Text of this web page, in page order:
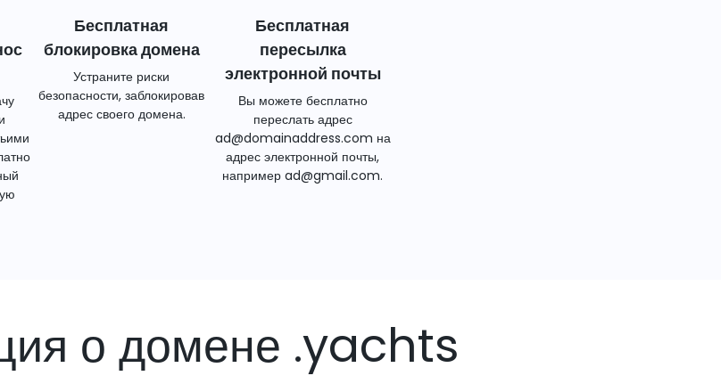
Бесплатная
блокировка домена
Устраните риски
безопасности, заблокировав
адрес своего домена.
Бесплатная
пересылка
электронной почты
Вы можете бесплатно
переслать адрес
ad@domainaddress.com на
адрес электронной почты,
например ad@gmail.com.
о домене .yachts